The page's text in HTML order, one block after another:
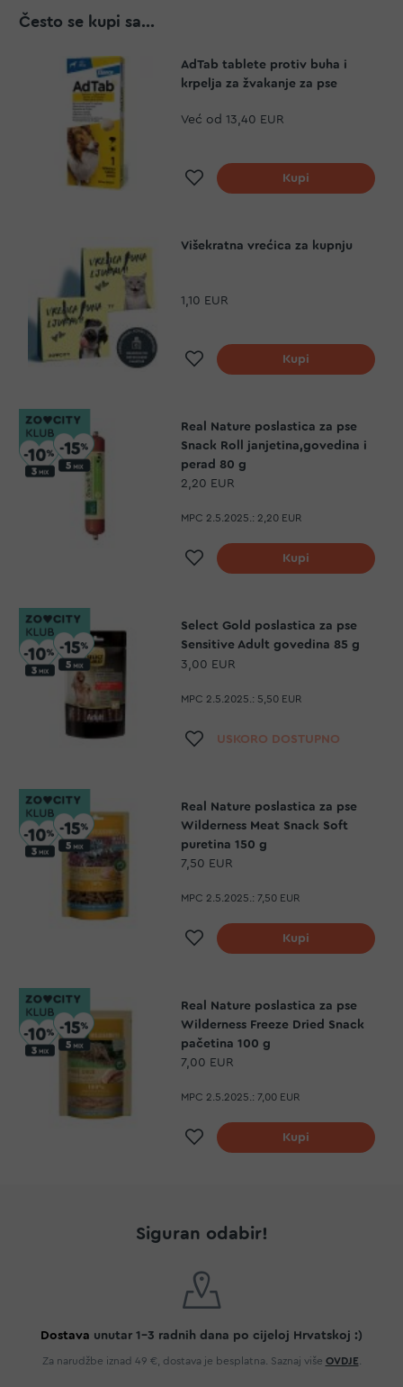
Često se kupi sa...
AdTab tablete protiv buha i
krpelja za žvakanje za pse
Već od 13,40 EUR
Dodaj na listu želja
Kupi
Višekratna vrećica za kupnju
1,10 EUR
Dodaj na listu želja
Kupi
Real Nature poslastica za pse
Snack Roll janjetina,govedina i
perad 80 g
2,20 EUR
MPC 2.5.2025.: 2,20 EUR
Dodaj na listu želja
Kupi
Select Gold poslastica za pse
Sensitive Adult govedina 85 g
3,00 EUR
MPC 2.5.2025.: 5,50 EUR
Dodaj na listu želja
USKORO DOSTUPNO
Real Nature poslastica za pse
Wilderness Meat Snack Soft
puretina 150 g
7,50 EUR
MPC 2.5.2025.: 7,50 EUR
Dodaj na listu želja
Kupi
Real Nature poslastica za pse
Wilderness Freeze Dried Snack
pačetina 100 g
7,00 EUR
MPC 2.5.2025.: 7,00 EUR
Dodaj na listu želja
Kupi
Siguran odabir!
Dostava unutar 1-3 radnih dana po cijeloj Hrvatskoj :)
Za narudžbe iznad 49 €, dostava je besplatna. Saznaj više OVDJE